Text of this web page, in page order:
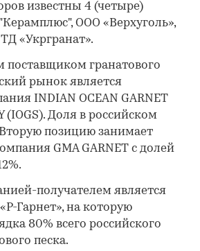
известны 4 (четыре)
ООО «Верхуголь»,
«Укргранат».
гранатового
рынок является
INDIAN OCEAN GARNET
(IOGS). Доля в российском
позицию занимает
GMA GARNET с долей
получателем является
Гарнет», на которую
80% всего российского
песка.